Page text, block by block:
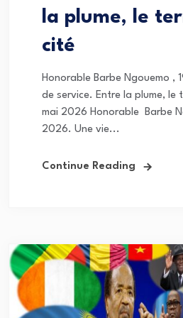
la plume, le
cité
Honorable Barbe Ngouemo ,
de service. Entre la plume, le
mai 2026 Honorable Barbe
2026. Une vie...
Continue Reading